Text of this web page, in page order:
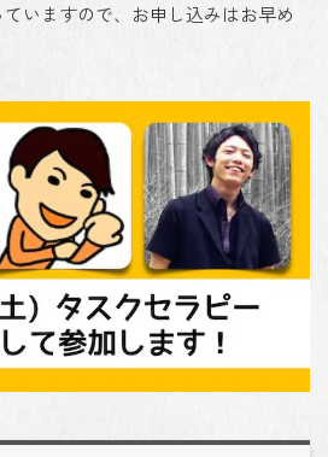
いますので、お申し込みはお早め